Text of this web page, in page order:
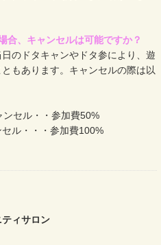
合、キャンセルは可能ですか？
のドタキャンやドタ参により、遊
もあります。キャンセルの際は以
セル・・参加費50%
ル​・・・参加費100%
ィサロン